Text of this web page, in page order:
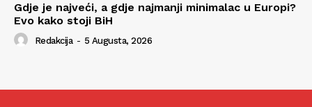
Gdje je najveći, a gdje najmanji minimalac u Europi?
Evo kako stoji BiH
Redakcija - 5 Augusta, 2026